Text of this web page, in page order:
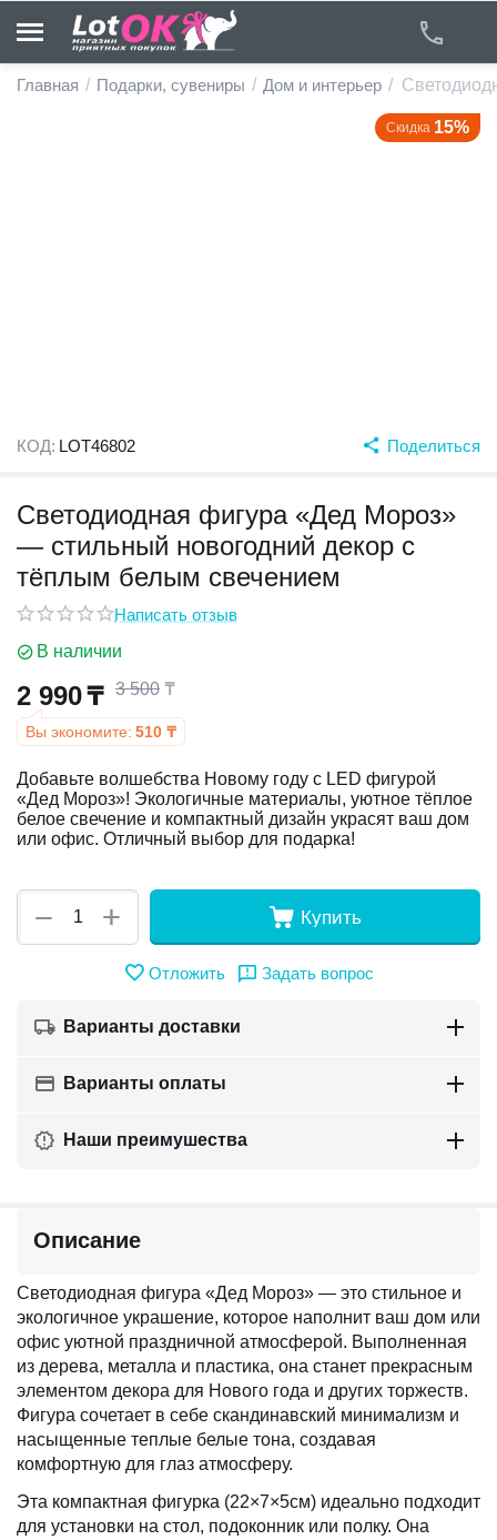
Главная / Подарки, сувениры / Дом и интерьер /
Скидка 15%
КОД: LOT46802 Поделиться
Светодиодная фигура «Дед Мороз»
— стильный новогодний декор с
тёплым белым свечением
Написать отзыв
В наличии
2 990₸ 3 500 ₸
Вы экономите: 510 ₸
Добавьте волшебства Новому году с LED фигурой
«Дед Мороз»! Экологичные материалы, уютное тёплое
белое свечение и компактный дизайн украсят ваш дом
или офис. Отличный выбор для подарка!
+
− Купить
Отложить Задать вопрос
Варианты доставки
Варианты оплаты
Наши преимушества
Описание
Светодиодная фигура «Дед Мороз» — это стильное и
экологичное украшение, которое наполнит ваш дом или
офис уютной праздничной атмосферой. Выполненная
из дерева, металла и пластика, она станет прекрасным
элементом декора для Нового года и других торжеств.
Фигура сочетает в себе скандинавский минимализм и
насыщенные теплые белые тона, создавая
комфортную для глаз атмосферу.
Эта компактная фигурка (22×7×5см) идеально подходит
для установки на стол, подоконник или полку. Она